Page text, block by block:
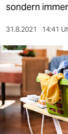
nord
wahrheit
verlag
verlag
veranstaltungen
sondern
31.8.2021 14:41